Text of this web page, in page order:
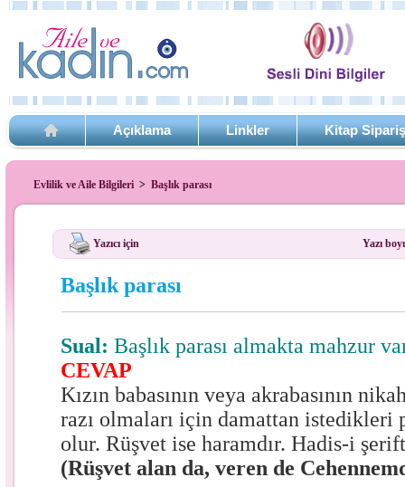
Açıklama Linkler Kitap
Evlilik ve Aile Bilgileri > Başlık parası
Yazıcı için Yazı
Başlık parası
Sual: Başlık parası almakta mahzur
CEVAP
Kızın babasının veya akrabasının
razı olmaları için damattan istedikleri
olur. Rüşvet ise haramdır. Hadis-i
(Rüşvet alan da, veren de